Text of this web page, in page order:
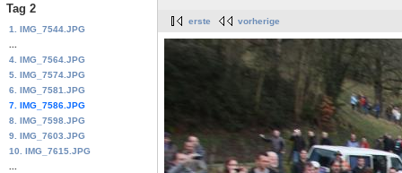
Tag 2
1. IMG_7544.JPG
4. IMG_7564.JPG
5. IMG_7574.JPG
6. IMG_7581.JPG
7. IMG_7586.JPG
8. IMG_7598.JPG
9. IMG_7603.JPG
10. IMG_7615.JPG
erste vorherige